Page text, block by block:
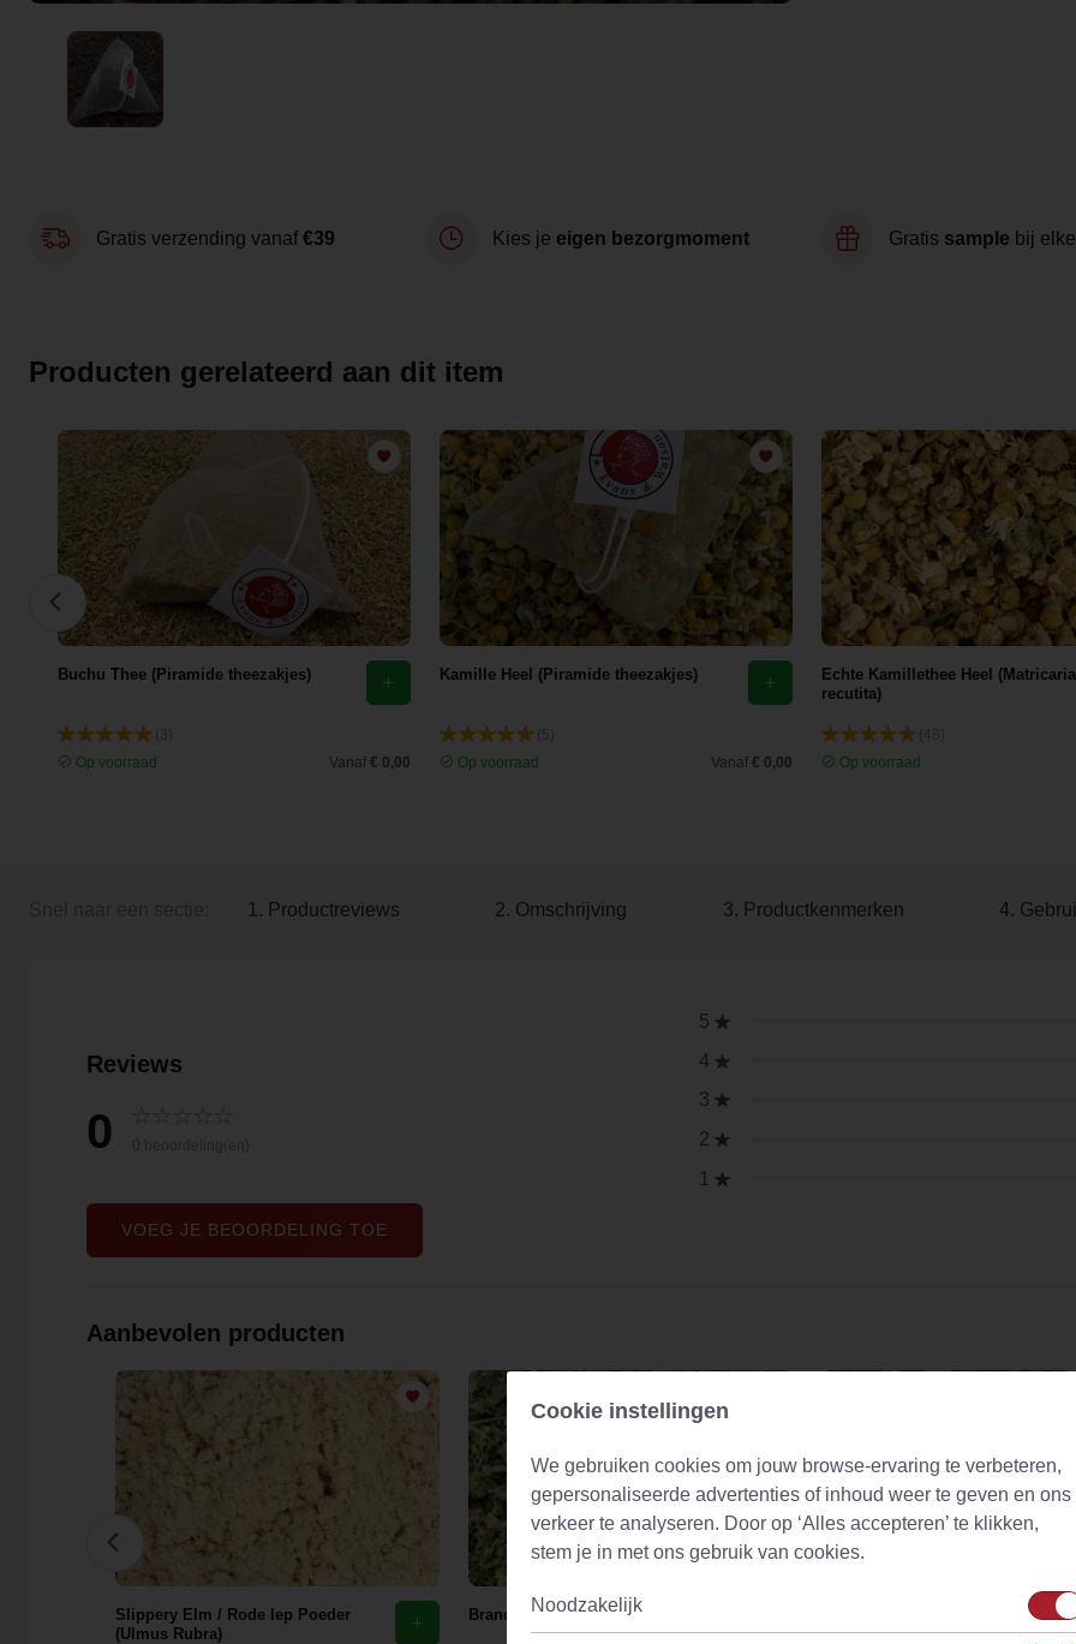
Gratis verzending vanaf €39 Kies je eigen bezorgmoment Gratis sample bij
Producten gerelateerd aan dit item
Buchu Thee (Piramide theezakjes)
Op voorraad
Vanaf € 0,00
Kamille Heel (Piramide theezakjes)
Op voorraad
Vanaf € 0,00
Echte Kamillethee Heel (Matricaria
recutita)
Op voorraad
1. Productreviews 2. Omschrijving 3. Productkenmerken 4.
Reviews
0
5
4
3
2
1
VOEG JE BEOORDELING TOE
Aanbevolen producten
Slippery Elm / Rode Iep Poeder
(Ulmus Rubra)
Brandnetelthee (urtica dioica)
Green Ginger Lemon Naturally
Splendid
Cookie instellingen
We gebruiken cookies om jouw browse-ervaring te verbeteren,
gepersonaliseerde advertenties of inhoud weer te geven en ons
verkeer te analyseren. Door op ‘Alles accepteren’ te klikken,
stem je in met ons gebruik van cookies.
Noodzakelijk